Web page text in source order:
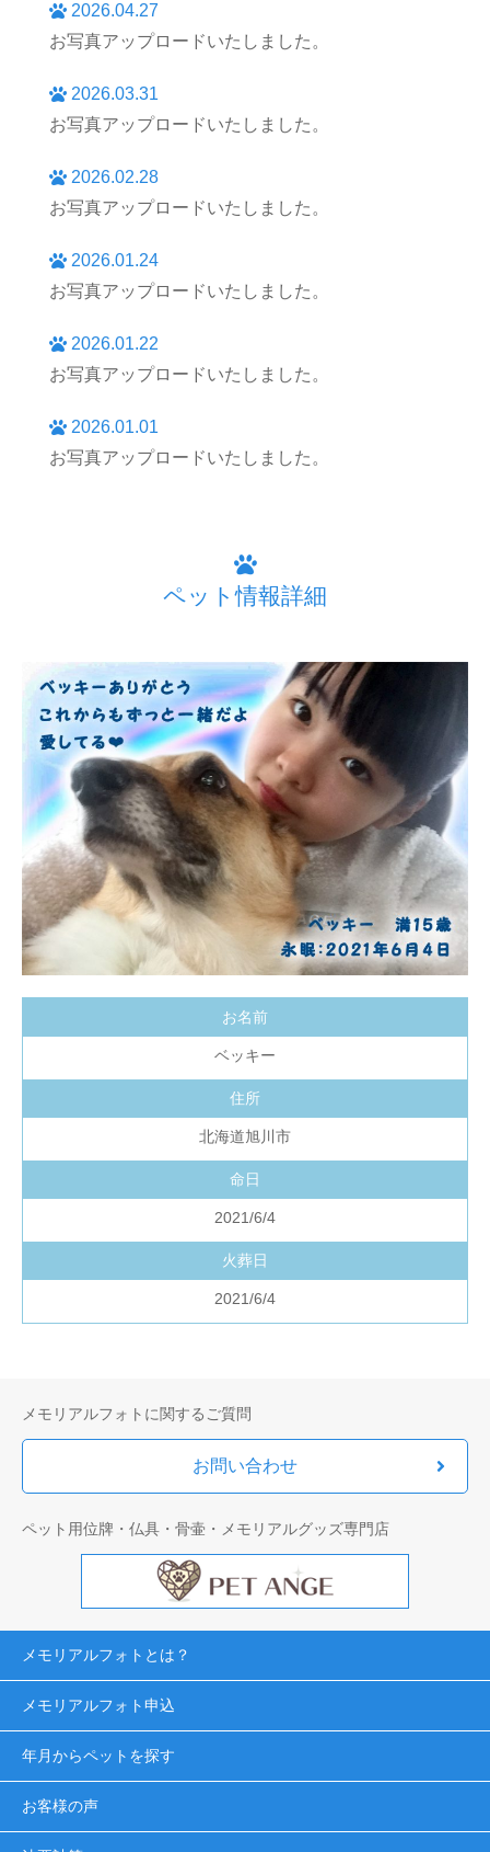
2026.04.27
お写真アップロードいたしました。
2026.03.31
お写真アップロードいたしました。
2026.02.28
お写真アップロードいたしました。
2026.01.24
お写真アップロードいたしました。
2026.01.22
お写真アップロードいたしました。
2026.01.01
お写真アップロードいたしました。
ペット情報詳細
お名前
ベッキー
住所
北海道旭川市
命日
2021/6/4
火葬日
2021/6/4
メモリアルフォトに関するご質問
お問い合わせ
ペット用位牌・仏具・骨壷・メモリアルグッズ専門店
メモリアルフォトとは？
メモリアルフォト申込
年月からペットを探す
お客様の声